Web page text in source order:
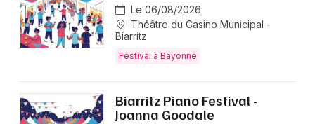
Le 06/08/2026
Théâtre du Casino Municipal -
Biarritz
Festival à Bayonne
Biarritz Piano Festival -
Joanna Goodale